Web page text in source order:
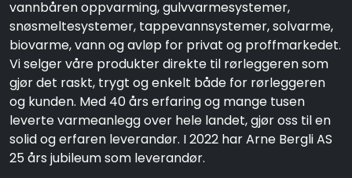
vannbåren oppvarming, gulvvarmesystemer,
snøsmeltesystemer, tappevannsystemer, solvarme,
biovarme, vann og avløp for privat og proffmarkedet.
Vi selger våre produkter direkte til rørleggeren som
gjør det raskt, trygt og enkelt både for rørleggeren
og kunden. Med 40 års erfaring og mange tusen
leverte varmeanlegg over hele landet, gjør oss til en
solid og erfaren leverandør. I 2022 har Arne Bergli AS
25 års jubileum som leverandør.